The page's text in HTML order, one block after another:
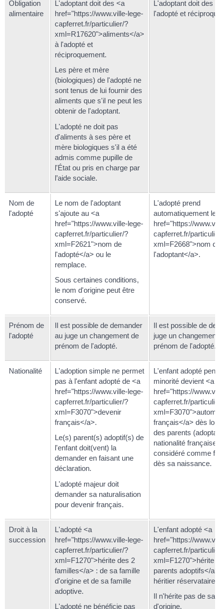
Obligation
alimentaire
L'adoptant doit des <a
href="https://www.ville-lege-
capferret.fr/particulier/?
xml=R17620">aliments</a>
à l'adopté et
réciproquement.
Les père et mère
(biologiques) de l'adopté ne
sont tenus de lui fournir des
aliments que s'il ne peut les
obtenir de l'adoptant.
L'adopté ne doit pas
d'aliments à ses père et
mère biologiques s'il a été
admis comme pupille de
l'État ou pris en charge par
l’aide sociale.
L'adoptant doit des
l'adopté et
Nom de
l'adopté
Le nom de l'adoptant
s'ajoute au <a
href="https://www.ville-lege-
capferret.fr/particulier/?
xml=F2621">nom de
l'adopté</a> ou le
remplace.
Sous certaines conditions,
le nom d'origine peut être
conservé.
L'adopté prend
automatiquement le
href="https://
capferret.fr/
xml=F2668">nom
l'adoptant</a>.
Prénom de
l'adopté
Il est possible de demander
au juge un changement de
prénom de l'adopté.
Il est possible de
juge un
prénom de l'adopté.
Nationalité
L'adoption simple ne permet
pas à l'enfant adopté de <a
href="https://www.ville-lege-
capferret.fr/particulier/?
xml=F3070">devenir
français</a>.
Le(s) parent(s) adoptif(s) de
l'enfant doit(vent) la
demander en faisant une
déclaration.
L'adopté majeur doit
demander sa naturalisation
pour devenir français.
L'enfant adopté
minorité devient <a
href="https://
capferret.fr/
français</a> dès
des parents
nationalité
considéré comme
dès sa naissance.
Droit à la
succession
L'adopté <a
href="https://www.ville-lege-
capferret.fr/particulier/?
xml=F1270">hérite des 2
familles</a> : de sa famille
d'origine et de sa famille
adoptive.
L'adopté ne bénéficie pas
L'enfant adopté <a
href="https://
capferret.fr/
xml=F1270">hérite
parents adoptifs</
héritier réservataire.
Il n'hérite pas de sa
d'origine.